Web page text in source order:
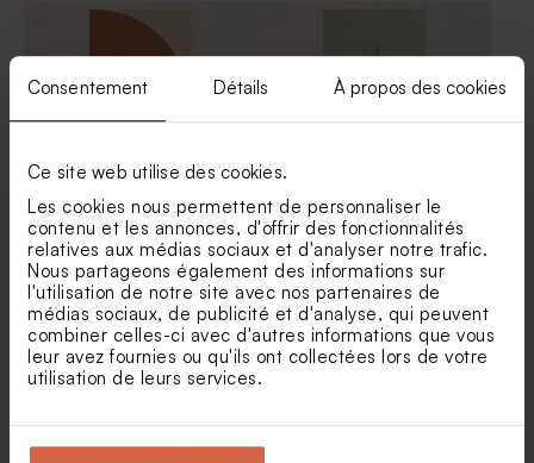
Consentement Détails À propos des cookies
Ce site web utilise des cookies.
Les cookies nous permettent de personnaliser le
contenu et les annonces, d'offrir des fonctionnalités
relatives aux médias sociaux et d'analyser notre trafic.
Nous partageons également des informations sur
l'utilisation de notre site avec nos partenaires de
médias sociaux, de publicité et d'analyse, qui peuvent
combiner celles-ci avec d'autres informations que vous
leur avez fournies ou qu'ils ont collectées lors de votre
utilisation de leurs services.
Dragées mariage sucrés
ronds marbrés d'or 750 gr (±
195 ex)
Dragées mariage lentilles XS
or goût chocolat 195 gr (±
507 ex)
Carte menu mariage
terracotta graphique
Menu mariage Oui pour la
vie